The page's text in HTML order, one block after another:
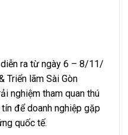
diễn ra từ ngày 6 – 8/11/
Triển lãm Sài Gòn
nghiệm tham quan thú
để doanh nghiệp gặp
quốc tế.